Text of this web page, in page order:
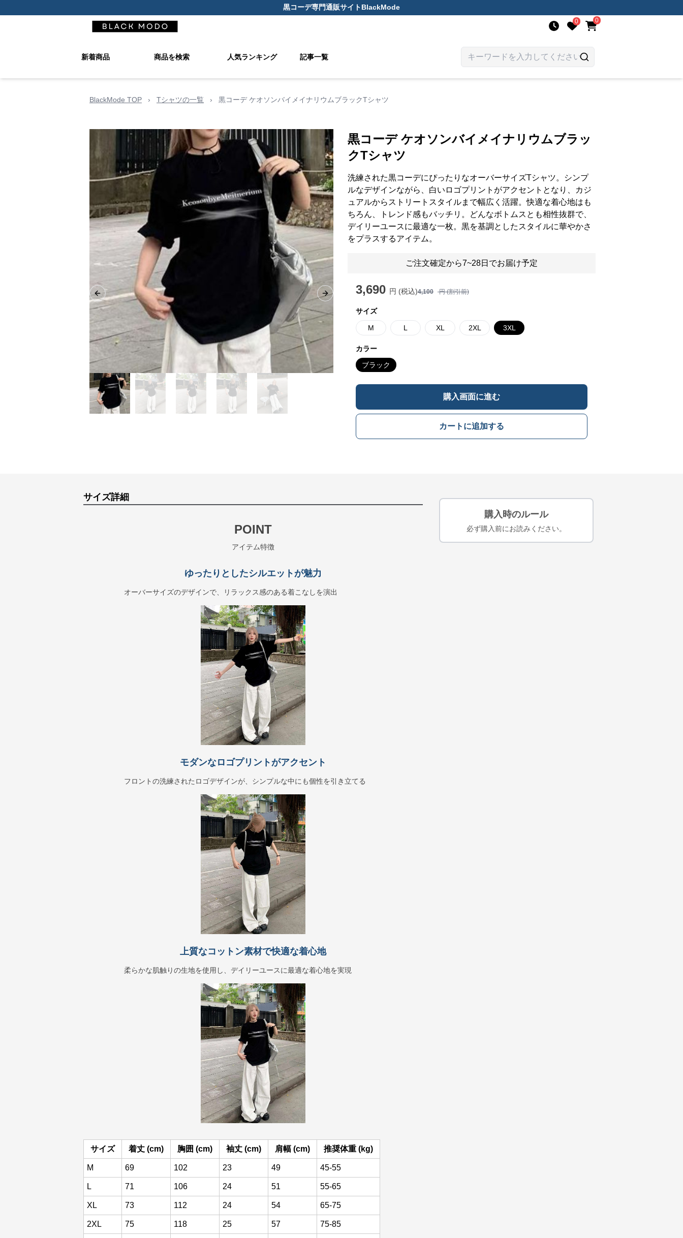
黒コーデ専門通販サイトBlackMode
0 0
新着商品 商品を検索 人気ランキング 記事一覧
BlackMode TOP › Tシャツの一覧 › 黒コーデ ケオソンバイメイナリウムブラックTシャツ
Previous slide Next slide
黒コーデ ケオソンバイメイナリウムブラッ
クTシャツ
洗練された黒コーデにぴったりなオーバーサイズTシャツ。シンプ
ルなデザインながら、白いロゴプリントがアクセントとなり、カジ
ュアルからストリートスタイルまで幅広く活躍。快適な着心地はも
ちろん、トレンド感もバッチリ。どんなボトムスとも相性抜群で、
デイリーユースに最適な一枚。黒を基調としたスタイルに華やかさ
をプラスするアイテム。
ご注文確定から7~28日でお届け予定
3,690 円 (税込)4,100 円 (割引前)
サイズ
M L XL 2XL 3XL
カラー
ブラック
購入画面に進む
カートに追加する
サイズ詳細
POINT
アイテム特徴
ゆったりとしたシルエットが魅力
オーバーサイズのデザインで、リラックス感のある着こなしを演出
モダンなロゴプリントがアクセント
フロントの洗練されたロゴデザインが、シンプルな中にも個性を引き立てる
上質なコットン素材で快適な着心地
柔らかな肌触りの生地を使用し、デイリーユースに最適な着心地を実現
サイズ 着丈 (cm) 胸囲 (cm) 袖丈 (cm) 肩幅 (cm) 推奨体重 (kg)
M 69 102 23 49 45-55
L 71 106 24 51 55-65
XL 73 112 24 54 65-75
2XL 75 118 25 57 75-85
購入時のルール
必ず購入前にお読みください。